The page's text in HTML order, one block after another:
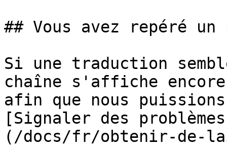
## Vous avez repéré
Si une traduction
chaîne s'affiche
afin que nous
[Signaler des
(/docs/fr/obtenir-de-